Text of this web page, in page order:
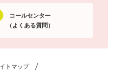
コールセンター
（よくある質問）
トマップ